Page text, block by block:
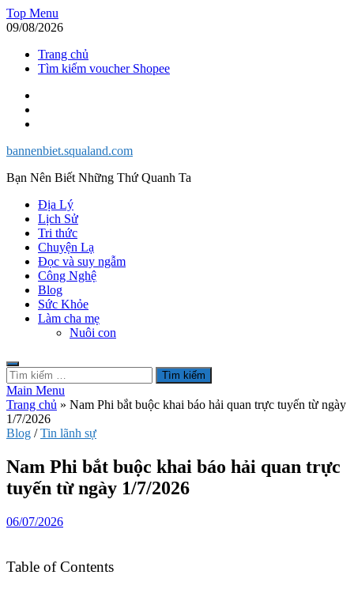
Skip
to
Top Menu
09/08/2026
Trang chủ
Tìm kiếm voucher Shopee
bannenbiet.squaland.com
Bạn Nên Biết Những Thứ Quanh Ta
Địa Lý
Lịch Sử
Tri thức
Chuyện Lạ
Đọc và suy ngẫm
Công Nghệ
Blog
Sức Khỏe
Làm cha mẹ
Nuôi con
Tìm
kiếm
cho:
Main Menu
Trang chủ » Nam Phi bắt buộc khai báo hải quan trực tuyến từ ngày
1/7/2026
Blog /Tin lãnh sự
Nam Phi bắt buộc khai báo hải quan trực
tuyến từ ngày 1/7/2026
06/07/2026
Table of Contents